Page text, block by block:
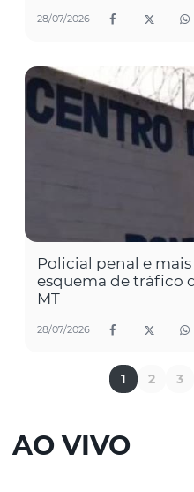
28/07/2026
Policial penal e
esquema de tráfico
MT
28/07/2026
1 2 3
AO VIVO